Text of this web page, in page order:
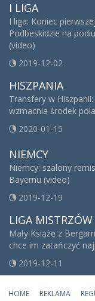
I LIGA
I liga: Koniec
Podbeskidzie na
(video)
2019-12-02
HISZPANIA
Transfery w
wzmacnia środek
2020-01-15
NIEMCY
Niemcy: szalony
Bayernu (video)
2019-12-19
LIGA MISTRZÓW
Mały Książę z
chce im zatańczyć
2019-12-11
HOME REKLAMA